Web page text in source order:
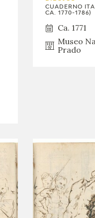
CUADERNO
CA. 1770-1786)
Ca. 1771
Museo
Prado